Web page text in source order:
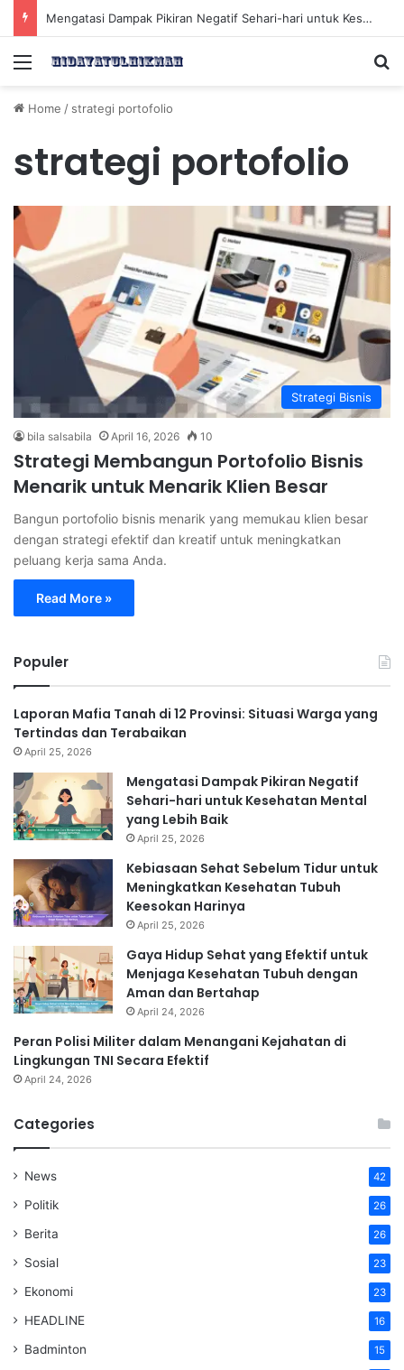
Mengatasi Dampak Pikiran Negatif Sehari-hari untuk Kesehatan Mental yang Lebih Baik
Menu
Home / strategi portofolio
strategi portofolio
Strategi Bisnis
bila salsabila April 16, 2026 10
Strategi Membangun Portofolio Bisnis
Menarik untuk Menarik Klien Besar
Bangun portofolio bisnis menarik yang memukau klien besar
dengan strategi efektif dan kreatif untuk meningkatkan
peluang kerja sama Anda.
Read More »
Populer
Laporan Mafia Tanah di 12 Provinsi: Situasi Warga yang
Tertindas dan Terabaikan
April 25, 2026
Mengatasi Dampak Pikiran Negatif
Sehari-hari untuk Kesehatan Mental
yang Lebih Baik
April 25, 2026
Kebiasaan Sehat Sebelum Tidur untuk
Meningkatkan Kesehatan Tubuh
Keesokan Harinya
April 25, 2026
Gaya Hidup Sehat yang Efektif untuk
Menjaga Kesehatan Tubuh dengan
Aman dan Bertahap
April 24, 2026
Peran Polisi Militer dalam Menangani Kejahatan di
Lingkungan TNI Secara Efektif
April 24, 2026
Categories
News 42
Politik 26
Berita 26
Sosial 23
Ekonomi 23
HEADLINE 16
Badminton 15